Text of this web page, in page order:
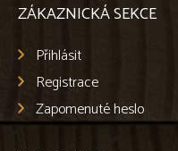
ZÁKAZNICKÁ SEKCE
Přihlásit
Registrace
Zapomenuté heslo